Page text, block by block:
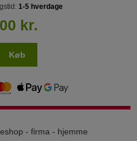
1-5 hverdage
kr.
Køb
- firma - hjemme